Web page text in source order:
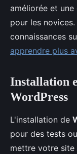
améliorée et
pour les
connaissances
apprendre plus
Installation
WordPress
L'installation de
pour des tests
mettre votre site